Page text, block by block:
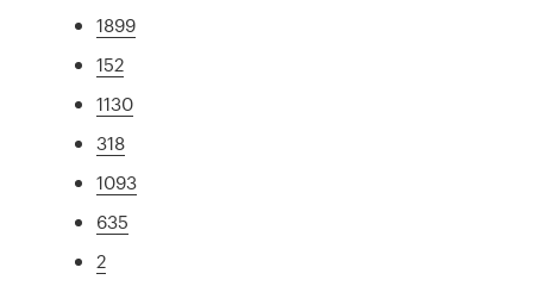
1899
152
1130
318
1093
635
2